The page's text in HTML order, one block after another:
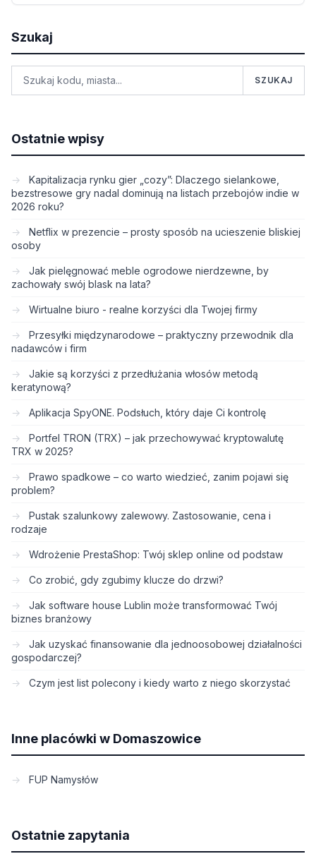
Szukaj
SZUKAJ
Ostatnie wpisy
Kapitalizacja rynku gier „cozy”: Dlaczego sielankowe,
bezstresowe gry nadal dominują na listach przebojów indie w
2026 roku?
Netflix w prezencie – prosty sposób na ucieszenie bliskiej
osoby
Jak pielęgnować meble ogrodowe nierdzewne, by
zachowały swój blask na lata?
Wirtualne biuro - realne korzyści dla Twojej firmy
Przesyłki międzynarodowe – praktyczny przewodnik dla
nadawców i firm
Jakie są korzyści z przedłużania włosów metodą
keratynową?
Aplikacja SpyONE. Podsłuch, który daje Ci kontrolę
Portfel TRON (TRX) – jak przechowywać kryptowalutę
TRX w 2025?
Prawo spadkowe – co warto wiedzieć, zanim pojawi się
problem?
Pustak szalunkowy zalewowy. Zastosowanie, cena i
rodzaje
Wdrożenie PrestaShop: Twój sklep online od podstaw
Co zrobić, gdy zgubimy klucze do drzwi?
Jak software house Lublin może transformować Twój
biznes branżowy
Jak uzyskać finansowanie dla jednoosobowej działalności
gospodarczej?
Czym jest list polecony i kiedy warto z niego skorzystać
Inne placówki w Domaszowice
FUP Namysłów
Ostatnie zapytania